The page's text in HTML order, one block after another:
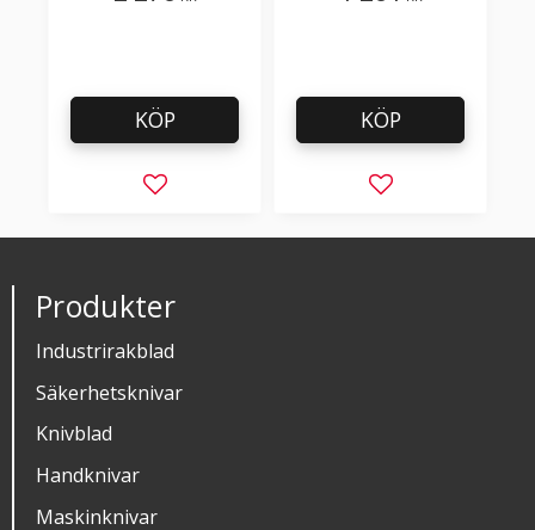
Lägg till i favoriter
KÖP
Lägg till i
KÖP
Produkter
Industrirakblad
Säkerhetsknivar
Knivblad
Handknivar
Maskinknivar